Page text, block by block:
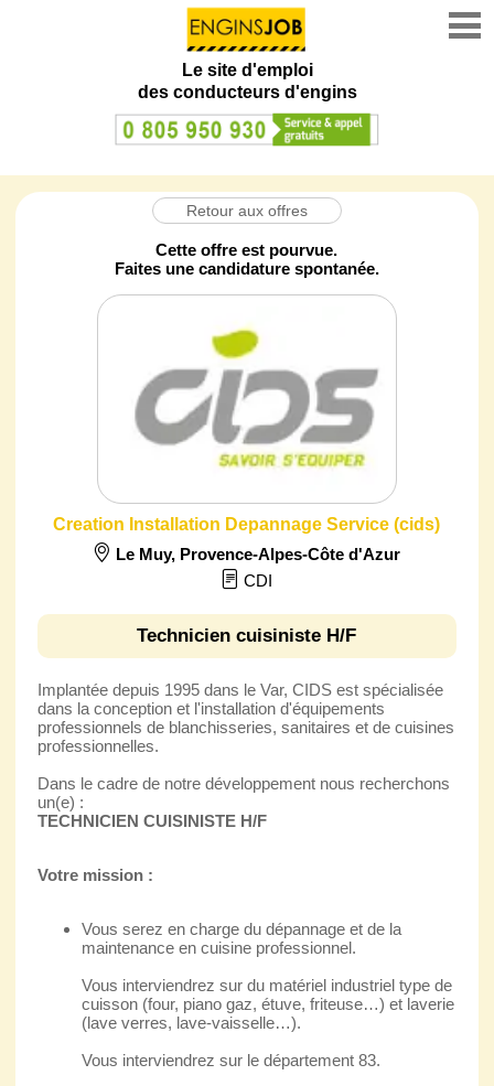
Le site d'emploi
des conducteurs d'engins
Retour aux offres
Cette offre est pourvue.
Faites une candidature spontanée.
Creation Installation Depannage Service (cids)
Le Muy, Provence-Alpes-Côte d'Azur
CDI
Technicien cuisiniste H/F
Implantée depuis 1995 dans le Var, CIDS est spécialisée
dans la conception et l'installation d'équipements
professionnels de blanchisseries, sanitaires et de cuisines
professionnelles.
Dans le cadre de notre développement nous recherchons
un(e) :
TECHNICIEN CUISINISTE H/F
Votre mission :
Vous serez en charge du dépannage et de la
maintenance en cuisine professionnel.
Vous interviendrez sur du matériel industriel type de
cuisson (four, piano gaz, étuve, friteuse…) et laverie
(lave verres, lave-vaisselle…).
Vous interviendrez sur le département 83.